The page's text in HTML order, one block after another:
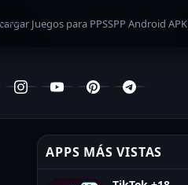
Juegos para PPSSPP Android APK
APPS MÁS VISTAS